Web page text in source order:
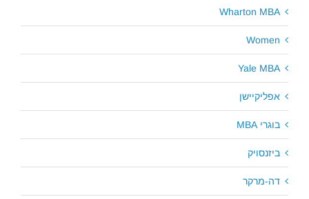
Wharton MBA
Women
Yale MBA
אפליקיישן
בוגרי MBA
ביזנסויק
דה-מרקר